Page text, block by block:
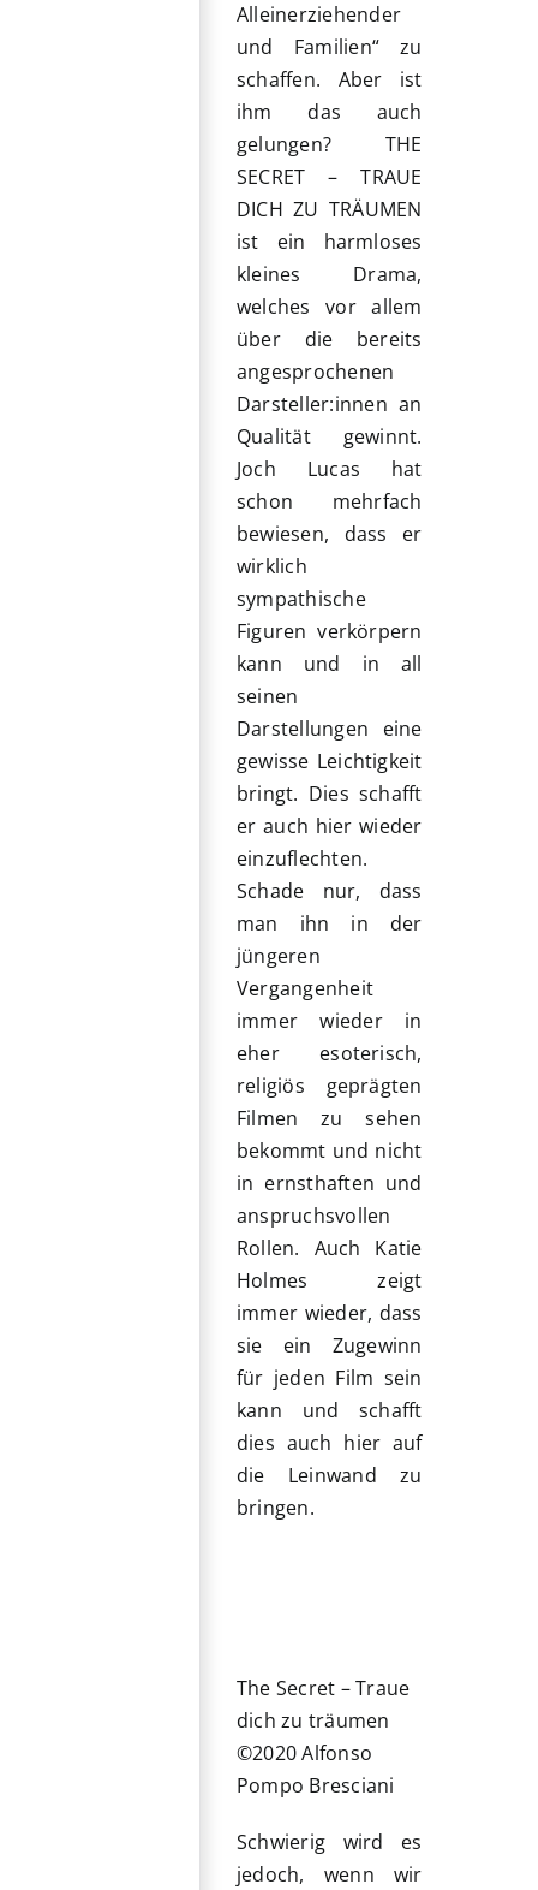
Alleinerziehender
und Familien“ zu
schaffen. Aber ist
ihm das auch
gelungen? THE
SECRET – TRAUE
DICH ZU TRÄUMEN
ist ein harmloses
kleines Drama,
welches vor allem
über die bereits
angesprochenen
Darsteller:innen an
Qualität gewinnt.
Joch Lucas hat
schon mehrfach
bewiesen, dass er
wirklich
sympathische
Figuren verkörpern
kann und in all
seinen
Darstellungen eine
gewisse Leichtigkeit
bringt. Dies schafft
er auch hier wieder
einzuflechten.
Schade nur, dass
man ihn in der
jüngeren
Vergangenheit
immer wieder in
eher esoterisch,
religiös geprägten
Filmen zu sehen
bekommt und nicht
in ernsthaften und
anspruchsvollen
Rollen. Auch Katie
Holmes zeigt
immer wieder, dass
sie ein Zugewinn
für jeden Film sein
kann und schafft
dies auch hier auf
die Leinwand zu
bringen.
The Secret – Traue
dich zu träumen
©2020 Alfonso
Pompo Bresciani
Schwierig wird es
jedoch, wenn wir